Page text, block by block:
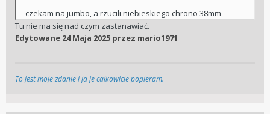
czekam na jumbo, a rzucili niebieskiego chrono 38mm
Tu nie ma się nad czym zastanawiać.
Edytowane 24 Maja 2025 przez mario1971
To jest moje zdanie i ja je całkowicie popieram.